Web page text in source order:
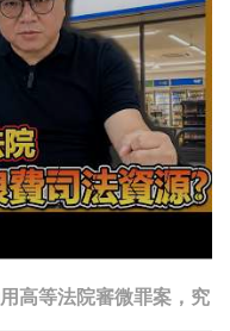
高等法院審微罪案，究